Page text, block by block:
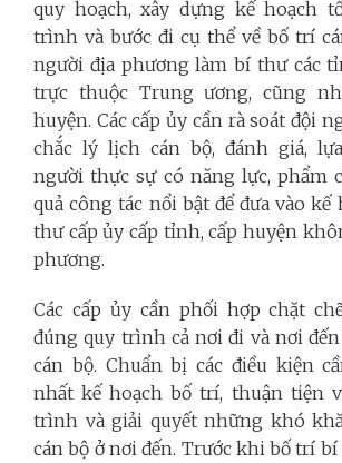
quy hoạch, xây dựng kế hoạch
trình và bước đi cụ thể về bố trí
người địa phương làm bí thư các
trực thuộc Trung ương, cũng
huyện. Các cấp ủy cần rà soát đội
chắc lý lịch cán bộ, đánh giá,
người thực sự có năng lực, phẩm
quả công tác nổi bật để đưa vào
thư cấp ủy cấp tỉnh, cấp huyện
phương.
Các cấp ủy cần phối hợp chặt
đúng quy trình cả nơi đi và nơi
cán bộ. Chuẩn bị các điều kiện
nhất kế hoạch bố trí, thuận tiện
trình và giải quyết những khó
cán bộ ở nơi đến. Trước khi bố trí bí